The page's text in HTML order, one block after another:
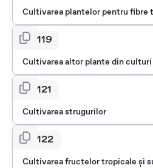
Cultivarea plantelor pentru fibre
0119
Cultivarea altor plante din
0121
Cultivarea strugurilor
0122
Cultivarea fructelor tropicale şi